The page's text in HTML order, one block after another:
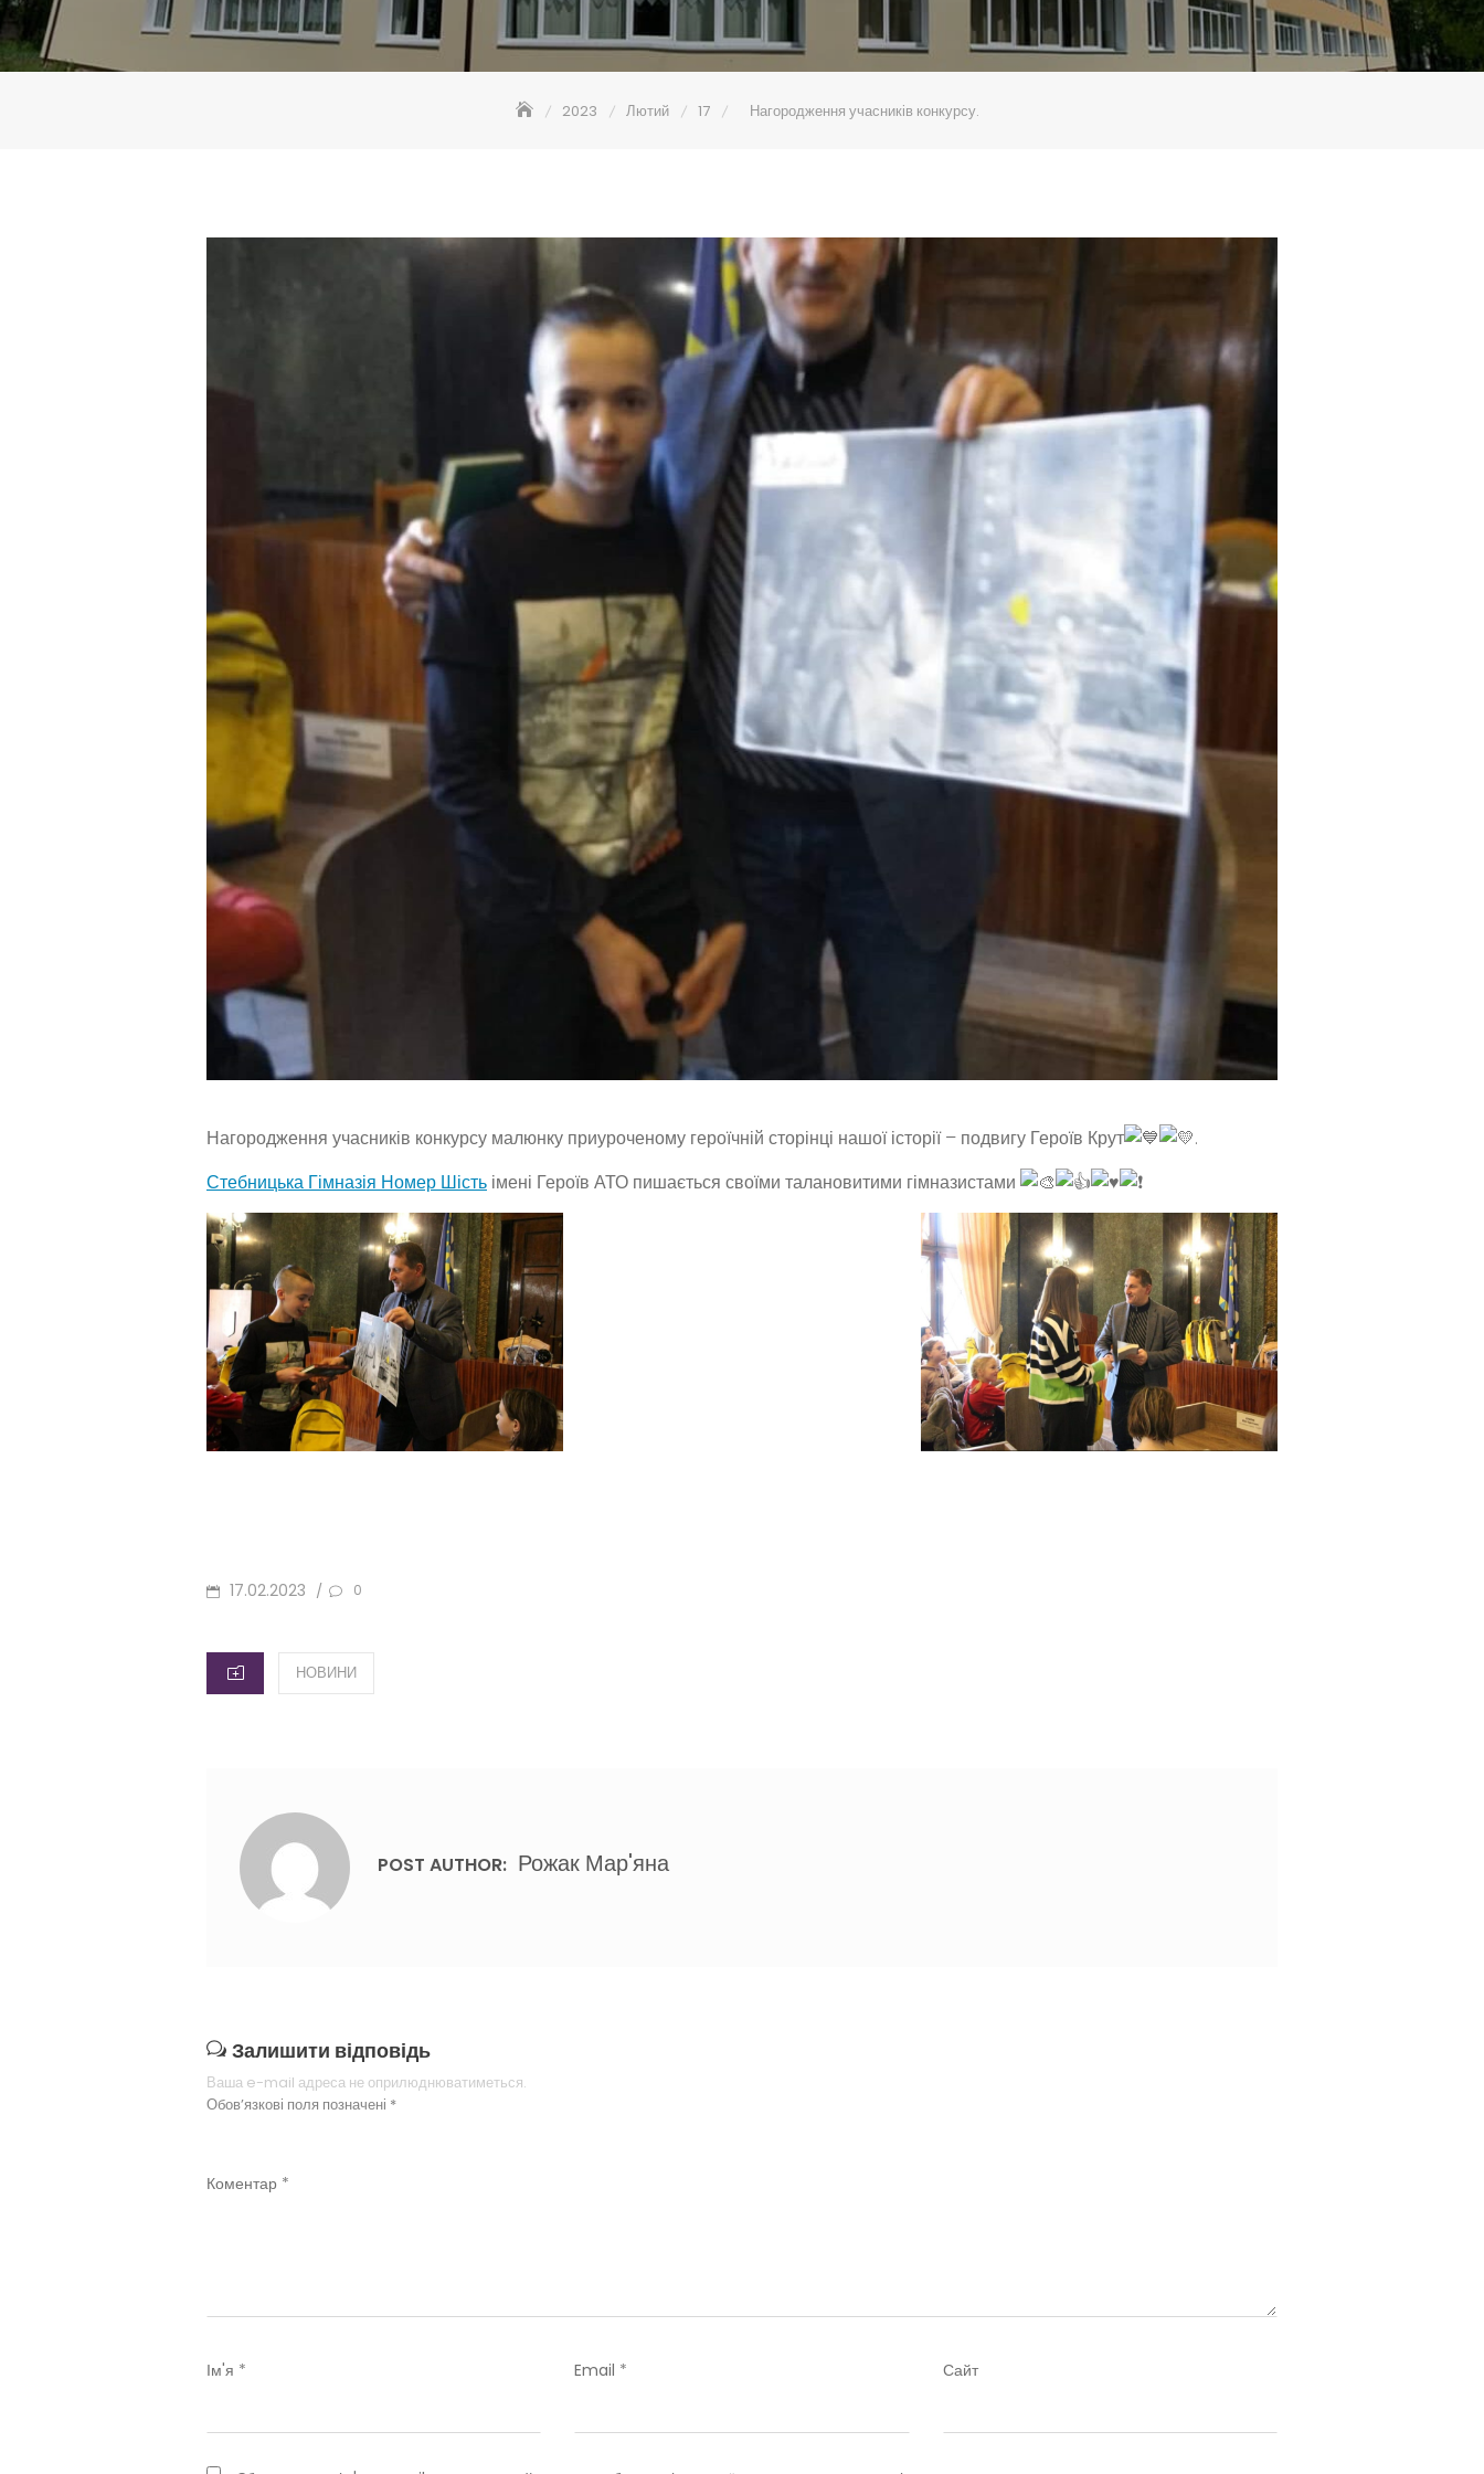
2023 Лютий 17 Нагородження учасників конкурсу.
Нагородження учасників конкурсу малюнку приуроченому героїчній сторінці нашої історії – подвигу Героїв Крут
.
Стебницька Гімназія Номер Шість імені Героїв АТО пишається своїми талановитими гімназистами
POSTED
17.02.2023 / 0
CATEGORIES
НОВИНИ
POST AUTHOR: Рожак Мар'яна
Залишити відповідь
Ваша e-mail адреса не оприлюднюватиметься.
Обов’язкові поля позначені *
Коментар *
Ім'я * Email * Сайт